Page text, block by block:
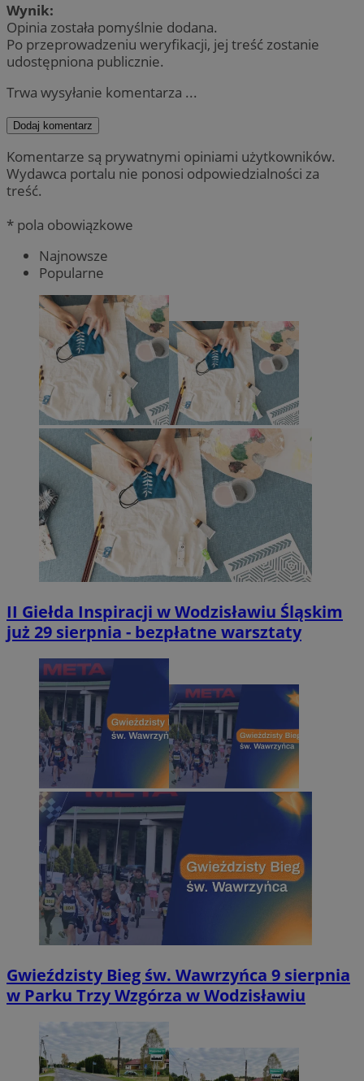
Wynik:
Opinia została pomyślnie dodana.
Po przeprowadzeniu weryfikacji, jej treść zostanie
udostępniona publicznie.
Trwa wysyłanie komentarza ...
Dodaj komentarz
Komentarze są prywatnymi opiniami użytkowników.
Wydawca portalu nie ponosi odpowiedzialności za
treść.
* pola obowiązkowe
Najnowsze
Popularne
II Giełda Inspiracji w Wodzisławiu Śląskim
już 29 sierpnia - bezpłatne warsztaty
Gwieździsty Bieg św. Wawrzyńca 9 sierpnia
w Parku Trzy Wzgórza w Wodzisławiu